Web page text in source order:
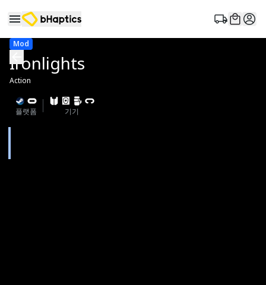
Mod
Ironlights
Action
플랫폼 기기